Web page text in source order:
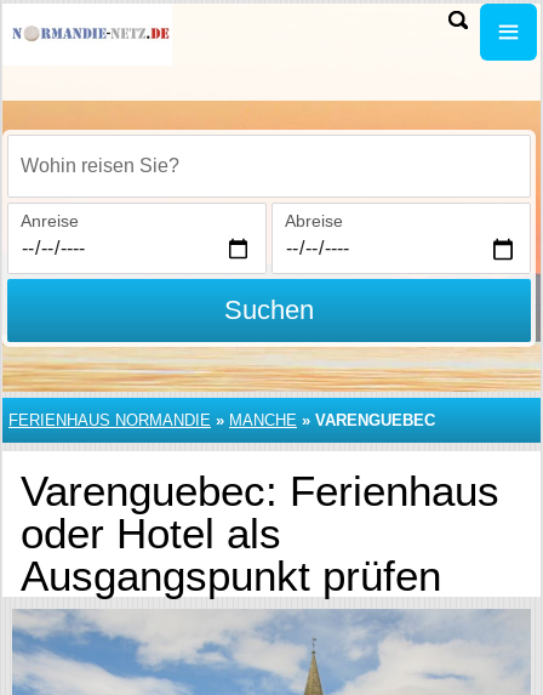
Wohin reisen Sie?
Anreise Abreise
Suchen
FERIENHAUS NORMANDIE » MANCHE » VARENGUEBEC
Varenguebec: Ferienhaus
oder Hotel als
Ausgangspunkt prüfen